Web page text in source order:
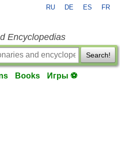
RU DE ES FR
Encyclopedias
Search!
Books Игры ⚽